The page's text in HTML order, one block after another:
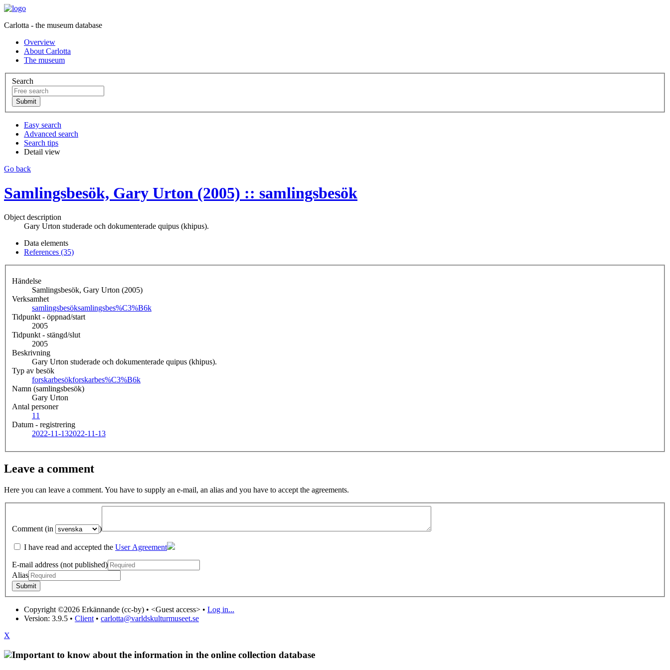
Carlotta - the museum database
Overview
About Carlotta
The museum
Search
Easy search
Advanced search
Search tips
Detail view
Go back
Samlingsbesök, Gary Urton (2005) :: samlingsbesök
Object description
Gary Urton studerade och dokumenterade quipus (khipus).
Data elements
References (35)
Händelse
Samlingsbesök, Gary Urton (2005)
Verksamhet
samlingsbesöksamlingsbes%C3%B6k
Tidpunkt - öppnad/start
2005
Tidpunkt - stängd/slut
2005
Beskrivning
Gary Urton studerade och dokumenterade quipus (khipus).
Typ av besök
forskarbesökforskarbes%C3%B6k
Namn (samlingsbesök)
Gary Urton
Antal personer
1 1
Datum - registrering
2022-11-132022-11-13
Leave a comment
Here you can leave a comment. You have to supply an e-mail, an alias and you have to accept the agreements.
Comment (in )
I have read and accepted the User Agreement
E-mail address (not published)
Alias
Copyright ©2026 Erkännande (cc-by) • <Guest access> • Log in...
Version: 3.9.5 • Client• carlotta@varldskulturmuseet.se
X
Important to know about the information in the online collection database